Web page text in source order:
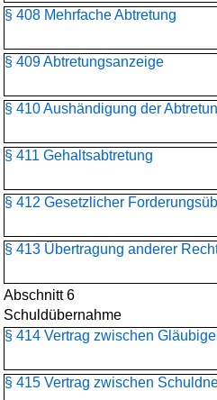
§ 408 Mehrfache Abtretung
§ 409 Abtretungsanzeige
§ 410 Aushändigung der
§ 411 Gehaltsabtretung
§ 412 Gesetzlicher
§ 413 Übertragung anderer
Abschnitt 6
Schuldübernahme
§ 414 Vertrag zwischen
§ 415 Vertrag zwischen